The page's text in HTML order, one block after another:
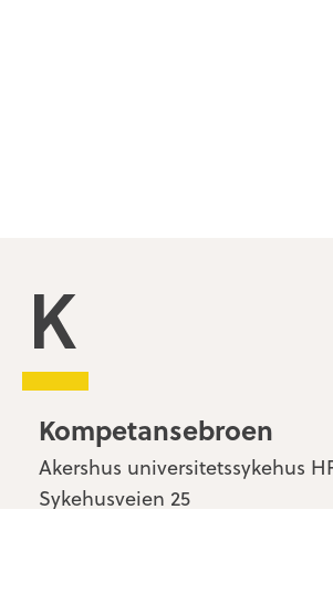
Kompetansebroen
Kompetansebroen
Akershus universitetssykehus
Sykehusveien 25